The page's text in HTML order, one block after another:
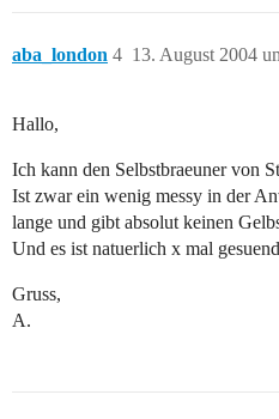
aba_london 13. August 2004
4
Hallo,
Ich kann den Selbstbraeuner von
Ist zwar ein wenig messy in der
lange und gibt absolut keinen
Und es ist natuerlich x mal
Gruss,
A.